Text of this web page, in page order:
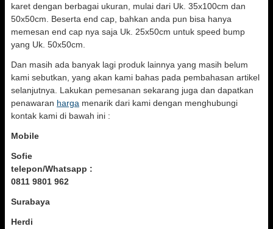
karet dengan berbagai ukuran, mulai dari Uk. 35x100cm dan
50x50cm. Beserta end cap, bahkan anda pun bisa hanya
memesan end cap nya saja Uk. 25x50cm untuk speed bump
yang Uk. 50x50cm.
Dan masih ada banyak lagi produk lainnya yang masih belum
kami sebutkan, yang akan kami bahas pada pembahasan artikel
selanjutnya. Lakukan pemesanan sekarang juga dan dapatkan
penawaran harga menarik dari kami dengan menghubungi
kontak kami di bawah ini :
Mobile
Sofie
telepon/Whatsapp :
0811 9801 962
Surabaya
Herdi